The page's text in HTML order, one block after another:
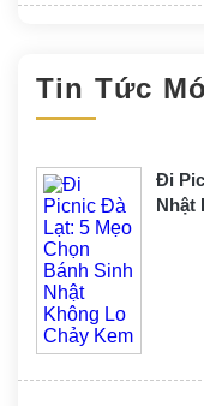
Tin Tức
Đi
Nhật